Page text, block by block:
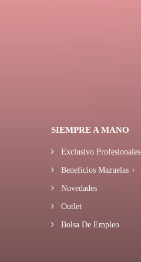
SIEMPRE A MANO
Exclusivo Profesionales
Beneficios Mazuelas +
Novedades
Outlet
Bolsa De Empleo